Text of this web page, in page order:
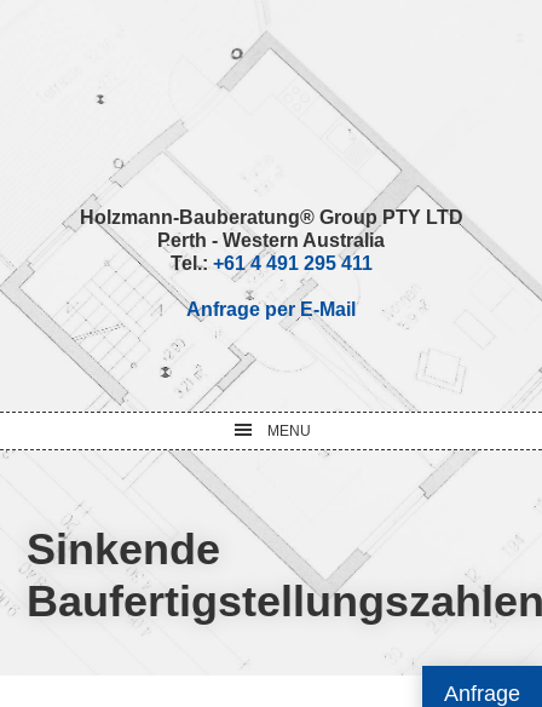
Anfrage
Holzmann-Bauberatung® Group PTY LTD
Perth - Western Australia
Tel.: +61 4 491 295 411
Anfrage per E-Mail
MENU
Sinkende